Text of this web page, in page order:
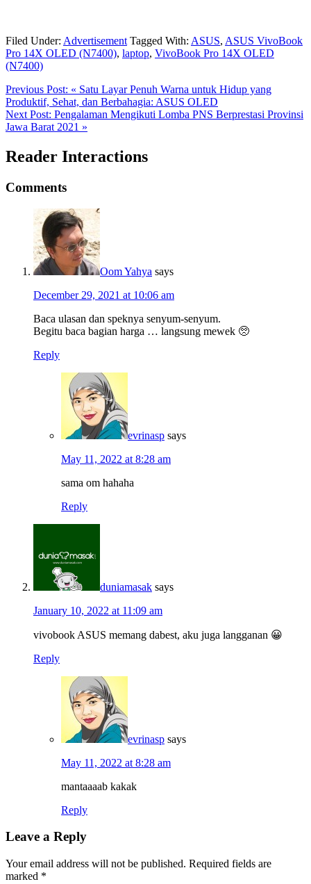
Filed Under: Advertisement Tagged With: ASUS, ASUS VivoBook
Pro 14X OLED (N7400), laptop, VivoBook Pro 14X OLED
(N7400)
Previous Post: « Satu Layar Penuh Warna untuk Hidup yang
Produktif, Sehat, dan Berbahagia: ASUS OLED
Next Post: Pengalaman Mengikuti Lomba PNS Berprestasi Provinsi
Jawa Barat 2021 »
Reader Interactions
Comments
Oom Yahya says
December 29, 2021 at 10:06 am
Baca ulasan dan speknya senyum-senyum.
Begitu baca bagian harga … langsung mewek 🥺
Reply
evrinasp says
May 11, 2022 at 8:28 am
sama om hahaha
Reply
duniamasak says
January 10, 2022 at 11:09 am
vivobook ASUS memang dabest, aku juga langganan 😀
Reply
evrinasp says
May 11, 2022 at 8:28 am
mantaaaab kakak
Reply
Leave a Reply
Your email address will not be published. Required fields are
marked *